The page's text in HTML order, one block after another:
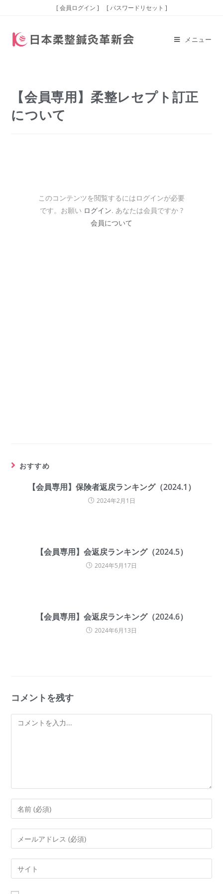
[ 会員ログイン ] [ パスワードリセット ]
メニュー
【会員専用】柔整レセプト訂正
について
このコンテンツを閲覧するにはログインが必要
です。お願い ログイン. あなたは会員ですか ?
会員について
おすすめ
【会員専用】保険者返戻ランキング（2024.1）
2024年2月1日
【会員専用】会返戻ランキング（2024.5）
2024年5月17日
【会員専用】会返戻ランキング（2024.6）
2024年6月13日
コメントを残す